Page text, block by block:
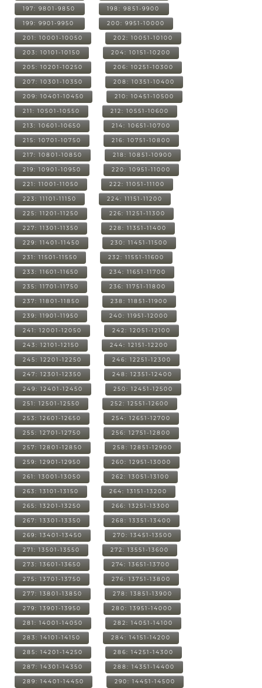
197: 9801-9850 198: 9851-9900
199: 9901-9950 200: 9951-10000
201: 10001-10050 202: 10051-10100
203: 10101-10150 204: 10151-10200
205: 10201-10250 206: 10251-10300
207: 10301-10350 208: 10351-10400
209: 10401-10450 210: 10451-10500
211: 10501-10550 212: 10551-10600
213: 10601-10650 214: 10651-10700
215: 10701-10750 216: 10751-10800
217: 10801-10850 218: 10851-10900
219: 10901-10950 220: 10951-11000
221: 11001-11050 222: 11051-11100
223: 11101-11150 224: 11151-11200
225: 11201-11250 226: 11251-11300
227: 11301-11350 228: 11351-11400
229: 11401-11450 230: 11451-11500
231: 11501-11550 232: 11551-11600
233: 11601-11650 234: 11651-11700
235: 11701-11750 236: 11751-11800
237: 11801-11850 238: 11851-11900
239: 11901-11950 240: 11951-12000
241: 12001-12050 242: 12051-12100
243: 12101-12150 244: 12151-12200
245: 12201-12250 246: 12251-12300
247: 12301-12350 248: 12351-12400
249: 12401-12450 250: 12451-12500
251: 12501-12550 252: 12551-12600
253: 12601-12650 254: 12651-12700
255: 12701-12750 256: 12751-12800
257: 12801-12850 258: 12851-12900
259: 12901-12950 260: 12951-13000
261: 13001-13050 262: 13051-13100
263: 13101-13150 264: 13151-13200
265: 13201-13250 266: 13251-13300
267: 13301-13350 268: 13351-13400
269: 13401-13450 270: 13451-13500
271: 13501-13550 272: 13551-13600
273: 13601-13650 274: 13651-13700
275: 13701-13750 276: 13751-13800
277: 13801-13850 278: 13851-13900
279: 13901-13950 280: 13951-14000
281: 14001-14050 282: 14051-14100
283: 14101-14150 284: 14151-14200
285: 14201-14250 286: 14251-14300
287: 14301-14350 288: 14351-14400
289: 14401-14450 290: 14451-14500